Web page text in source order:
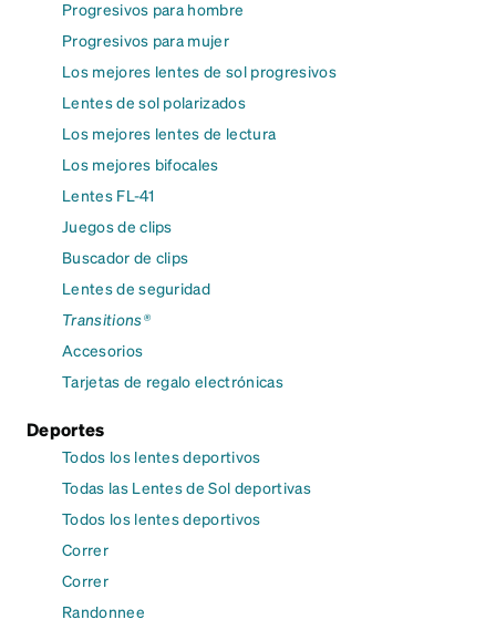
Progresivos para hombre
Progresivos para mujer
Los mejores lentes de sol progresivos
Lentes de sol polarizados
Los mejores lentes de lectura
Los mejores bifocales
Lentes FL-41
Juegos de clips
Buscador de clips
Lentes de seguridad
Transitions®
Accesorios
Tarjetas de regalo electrónicas
Deportes
Todos los lentes deportivos
Todas las Lentes de Sol deportivas
Todos los lentes deportivos
Correr
Correr
Randonnee